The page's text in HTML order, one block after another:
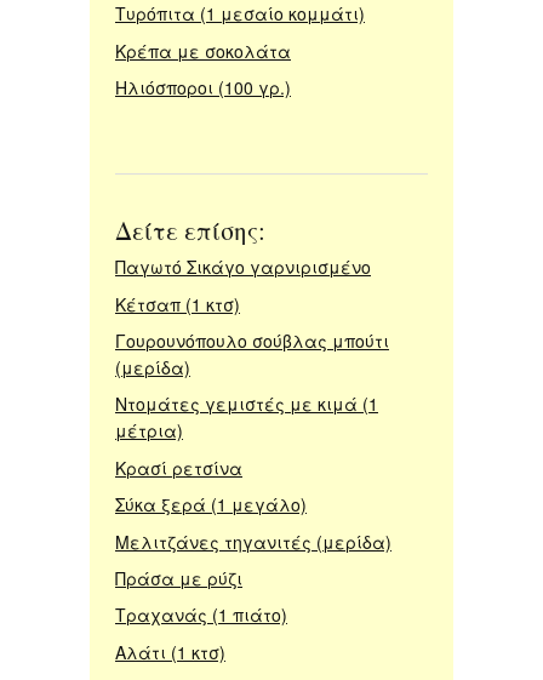
Τυρόπιτα (1 μεσαίο κομμάτι)
Κρέπα με σοκολάτα
Ηλιόσποροι (100 γρ.)
Δείτε επίσης:
Παγωτό Σικάγο γαρνιρισμένο
Κέτσαπ (1 κτσ)
Γουρουνόπουλο σούβλας μπούτι
(μερίδα)
Ντομάτες γεμιστές με κιμά (1
μέτρια)
Κρασί ρετσίνα
Σύκα ξερά (1 μεγάλο)
Μελιτζάνες τηγανιτές (μερίδα)
Πράσα με ρύζι
Τραχανάς (1 πιάτο)
Αλάτι (1 κτσ)